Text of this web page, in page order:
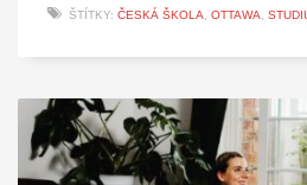
ŠTÍTKY: ČESKÁ ŠKOLA, OTTAWA,